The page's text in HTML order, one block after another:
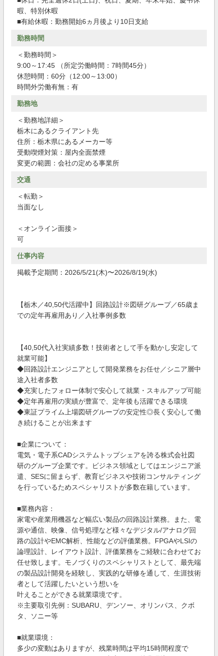
暇、特別休暇
■有給休暇：勤務開始6ヵ月後より10日支給
勤務時間
＜勤務時間＞
9:00～17:45 （所定労働時間：7時間45分）
休憩時間：60分（12:00～13:00）
時間外労働有無：有
勤務地
＜勤務地詳細＞
栃木にあるクライアント先
住所：栃木県にあるメーカー等
受動喫煙対策：屋内全面禁煙
変更の範囲：会社の定める事業所
交通
＜転勤＞
当面なし
＜オンライン面接＞
可
仕事内容
掲載予定期間：2026/5/21(木)〜2026/8/19(水)
【栃木／40,50代活躍中】回路設計※図研グループ／65歳ま
での定年再雇用あり／入社事例多数
【40,50代入社実績多数！技術者として手を動かし安定して
就業可能】
◆回路設計エンジニアとして開発業務をお任せ／シニア層中
途入社者多数
◆充実したフォロー体制で安心して就業・スキルアップ可能
◆定年再雇用の実績が豊富で、定年後も活躍できる環境
◆東証プライム上場図研グループの安定性◎長く安心して働
き続けることが出来ます
■企業について：
電気・電子系CADシステムトップシェアを誇る株式会社図
研のグループ企業です。ビジネス領域としてはエンジニア派
遣、SESに留まらず、教育ビジネスや技術コンサルティング
を行っているためスペシャリストが多数在籍しています。
■業務内容：
家電や産業用機器など幅広い製品の回路設計業務。また、電
源や通信、映像、信号処理など様々なデジタル/アナログ回
路の設計やEMC解析、性能などの評価業務。FPGAやLSIの
論理設計、レイアウト設計、評価業務をご経験に合わせてお
任せ致します。モノづくりのスペシャリストとして、最先端
の製品設計開発を経験し、実践的な研修を通して、生涯技術
者として活躍したいという想いを
叶えることができる就業環境です。
※主要取引先例：SUBARU、デンソー、オリンパス、クボ
タ、ソニー等
■就業環境：
多少の変動はありますが、残業時間は平均15時間程度で